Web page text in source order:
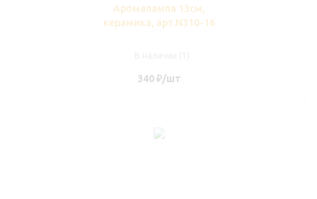
Аромалампа 13см,
керамика, арт.N310-16
340₽/шт